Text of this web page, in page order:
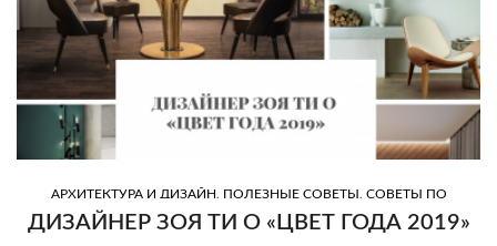
АРХИТЕКТУРА И ДИЗАЙН, ПОЛЕЗНЫЕ СОВЕТЫ , СОВЕТЫ ПО
ДИЗАЙНЕР ЗОЯ ТИ О «ЦВЕТ ГОДА 2019»